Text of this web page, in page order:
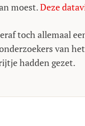
moest.Deze
toch allemaal
van
hadden gezet.